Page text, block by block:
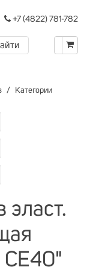
+7 (4822) 781-782
Категории
эласт.
CE40"